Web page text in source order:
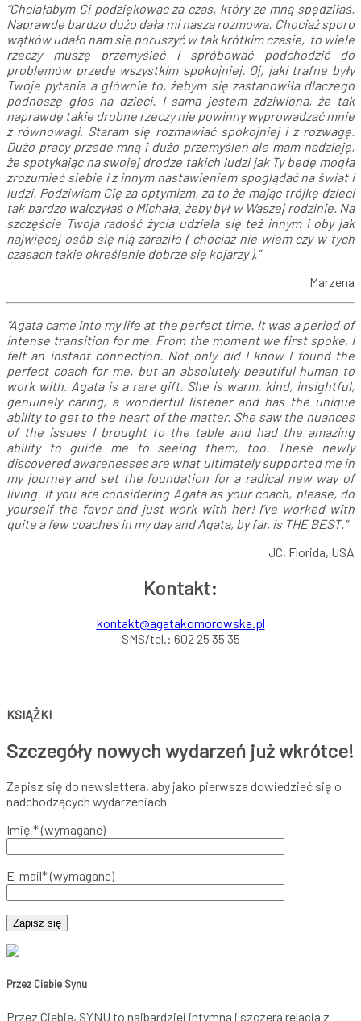
“Chciałabym Ci podziękować za czas, który ze mną spędziłaś.
Naprawdę bardzo dużo dała mi nasza rozmowa. Chociaż sporo
wątków udało nam się poruszyć w tak krótkim czasie, to wiele
rzeczy muszę przemyśleć i spróbować podchodzić do
problemów przede wszystkim spokojniej. Oj, jaki trafne były
Twoje pytania a głównie to, żebym się zastanowiła dlaczego
podnoszę głos na dzieci. I sama jestem zdziwiona, że tak
naprawdę takie drobne rzeczy nie powinny wyprowadzać mnie
z równowagi. Staram się rozmawiać spokojniej i z rozwagę.
Dużo pracy przede mną i dużo przemyśleń ale mam nadzieję,
że spotykając na swojej drodze takich ludzi jak Ty będę mogła
zrozumieć siebie i z innym nastawieniem spoglądać na świat i
ludzi. Podziwiam Cię za optymizm, za to że mając trójkę dzieci
tak bardzo walczyłaś o Michała, żeby był w Waszej rodzinie. Na
szczęście Twoja radość życia udziela się też innym i oby jak
najwięcej osób się nią zaraziło ( chociaż nie wiem czy w tych
czasach takie określenie dobrze się kojarzy ).”
Marzena
“Agata came into my life at the perfect time. It was a period of
intense transition for me. From the moment we first spoke, I
felt an instant connection. Not only did I know I found the
perfect coach for me, but an absolutely beautiful human to
work with. Agata is a rare gift. She is warm, kind, insightful,
genuinely caring, a wonderful listener and has the unique
ability to get to the heart of the matter. She saw the nuances
of the issues I brought to the table and had the amazing
ability to guide me to seeing them, too. These newly
discovered awarenesses are what ultimately supported me in
my journey and set the foundation for a radical new way of
living. If you are considering Agata as your coach, please, do
yourself the favor and just work with her! I’ve worked with
quite a few coaches in my day and Agata, by far, is THE BEST.”
JC, Florida, USA
Kontakt:
kontakt@agatakomorowska.pl
SMS/tel.: 602 25 35 35
KSIĄŻKI
Szczegóły nowych wydarzeń już wkrótce!
Zapisz się do newslettera, aby jako pierwsza dowiedzieć się o
nadchodzących wydarzeniach
Imię * (wymagane)
E-mail* (wymagane)
Przez Ciebie Synu
Przez Ciebie, SYNU to najbardziej intymna i szczera relacja z